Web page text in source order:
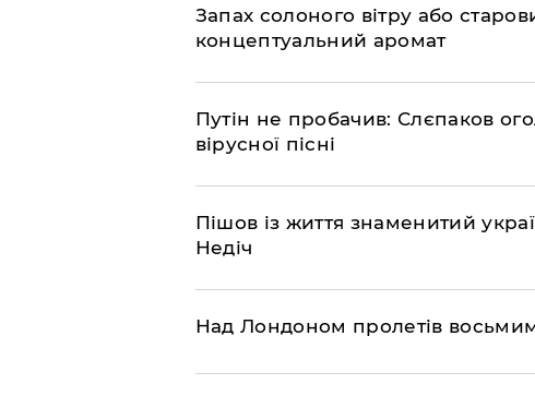
Запах солоного вітру або
концептуальний аромат
​Путін не пробачив: Слєпаков
вірусної пісні
Пішов із життя знаменитий
Недіч
Над Лондоном пролетів